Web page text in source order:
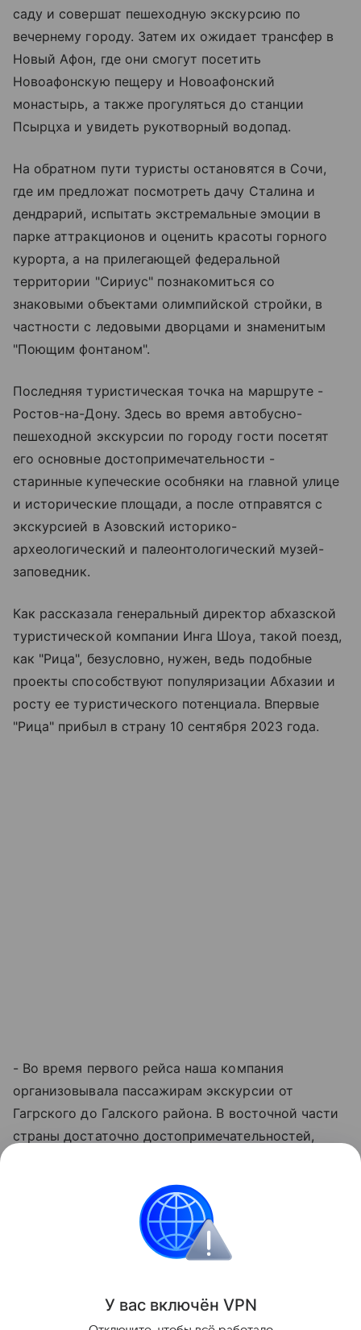
саду и совершат пешеходную экскурсию по
вечернему городу. Затем их ожидает трансфер в
Новый Афон, где они смогут посетить
Новоафонскую пещеру и Новоафонский
монастырь, а также прогуляться до станции
Псырцха и увидеть рукотворный водопад.
На обратном пути туристы остановятся в Сочи,
где им предложат посмотреть дачу Сталина и
дендрарий, испытать экстремальные эмоции в
парке аттракционов и оценить красоты горного
курорта, а на прилегающей федеральной
территории "Сириус" познакомиться со
знаковыми объектами олимпийской стройки, в
частности с ледовыми дворцами и знаменитым
"Поющим фонтаном".
Последняя туристическая точка на маршруте -
Ростов-на-Дону. Здесь во время автобусно-
пешеходной экскурсии по городу гости посетят
его основные достопримечательности -
старинные купеческие особняки на главной улице
и исторические площади, а после отправятся с
экскурсией в Азовский историко-
археологический и палеонтологический музей-
заповедник.
Как рассказала генеральный директор абхазской
туристической компании Инга Шоуа, такой поезд,
как "Рица", безусловно, нужен, ведь подобные
проекты способствуют популяризации Абхазии и
росту ее туристического потенциала. Впервые
"Рица" прибыл в страну 10 сентября 2023 года.
- Во время первого рейса наша компания
организовывала пассажирам экскурсии от
Гагрского до Галского района. В восточной части
страны достаточно достопримечательностей,
источников. В октябре продолжается
и можно купаться в море. Думаю, еще один
рейс можно было бы запустить зимой в
мандариновый сезон, - отметила она.
Поделиться
У вас включён VPN